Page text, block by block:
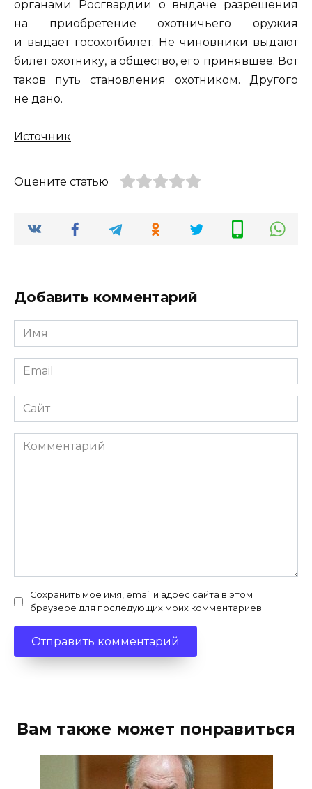
органами Росгвардии о выдаче разрешения
на приобретение охотничьего оружия
и выдает госохотбилет. Не чиновники выдают
билет охотнику, а общество, его принявшее. Вот
таков путь становления охотником. Другого
не дано.
Источник
Оцените статью
Добавить комментарий
Имя
*
Email
*
Сайт
Комментарий
Сохранить моё имя, email и адрес сайта в этом
браузере для последующих моих комментариев.
Вам также может понравиться